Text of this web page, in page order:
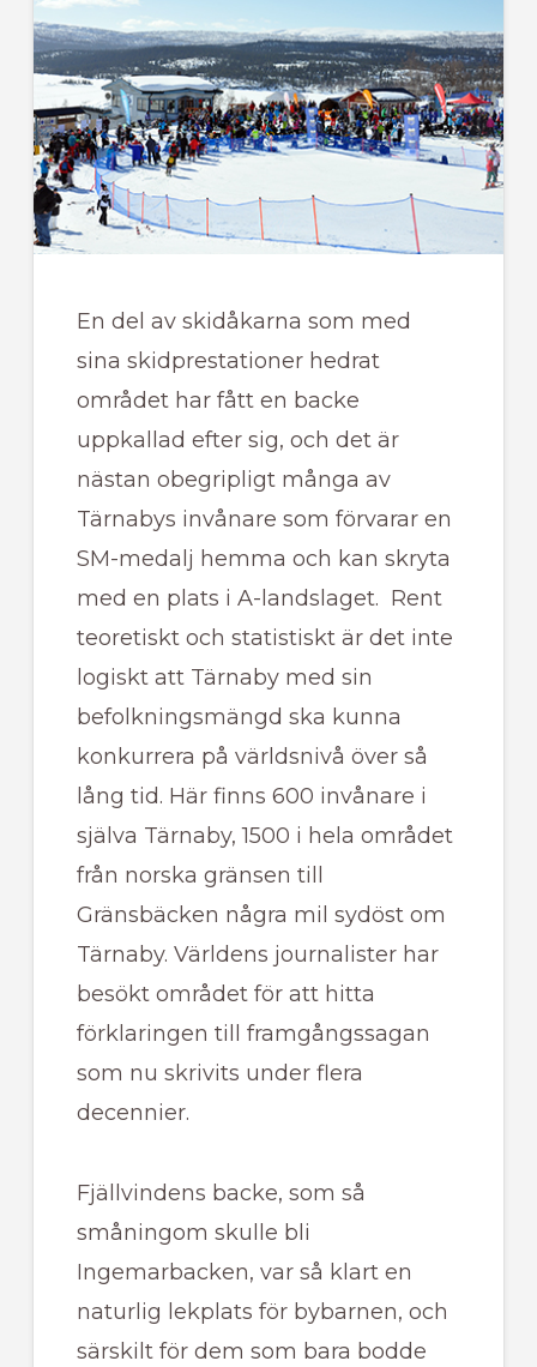
En del av skidåkarna som med
sina skidprestationer hedrat
området har fått en backe
uppkallad efter sig, och det är
nästan obegripligt många av
Tärnabys invånare som förvarar en
SM-medalj hemma och kan skryta
med en plats i A-landslaget. Rent
teoretiskt och statistiskt är det inte
logiskt att Tärnaby med sin
befolkningsmängd ska kunna
konkurrera på världsnivå över så
lång tid. Här finns 600 invånare i
själva Tärnaby, 1500 i hela området
från norska gränsen till
Gränsbäcken några mil sydöst om
Tärnaby. Världens journalister har
besökt området för att hitta
förklaringen till framgångssagan
som nu skrivits under flera
decennier.
Fjällvindens backe, som så
småningom skulle bli
Ingemarbacken, var så klart en
naturlig lekplats för bybarnen, och
särskilt för dem som bara bodde